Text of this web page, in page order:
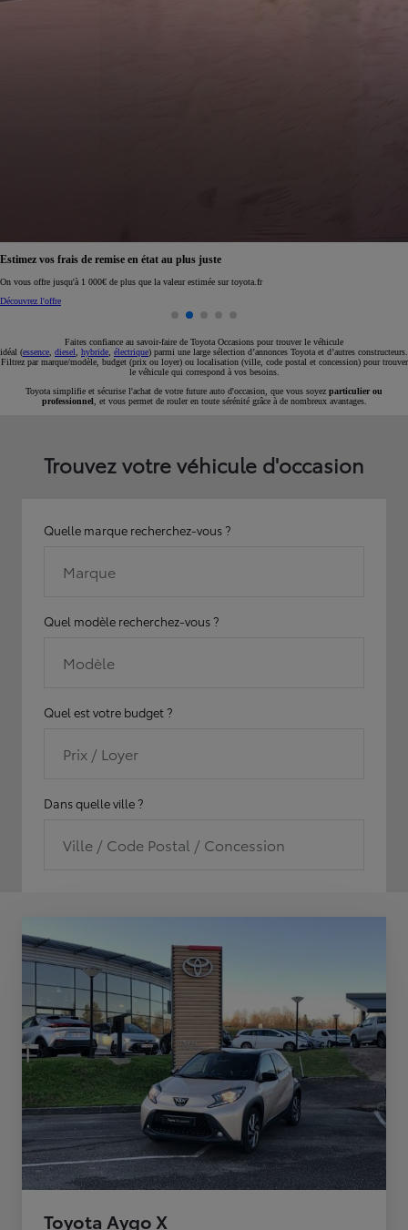
Réservez en ligne votre occasion pour 1€ seulement
Réservez en ligne
Faites confiance au savoir-faire de Toyota Occasions pour trouver le véhicule
idéal (essence diesel hybride électrique) parmi une large sélection d’annonces Toyota et d’autres constructeurs.
Filtrez par marque/modèle, budget (prix ou loyer) ou localisation (ville, code postal et concession) pour trouver
le véhicule qui correspond à vos besoins.
Toyota simplifie et sécurise l'achat de votre future auto d'occasion, que vous soyez particulier ou
professionnel , et vous permet de rouler en toute sérénité grâce à de nombreux avantages.
Trouvez votre véhicule d'occasion
Quelle marque recherchez-vous ?
Marque
Quel modèle recherchez-vous ?
Modèle
Quel est votre budget ?
Prix / Loyer
Dans quelle ville ?
Ville / Code Postal / Concession
Toyota Aygo X